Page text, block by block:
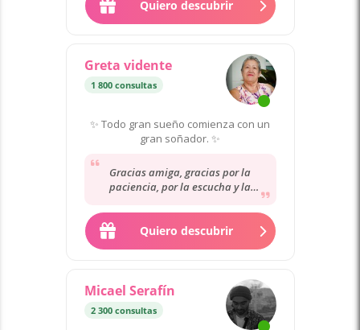
Quiero descubrir
Greta vidente
1 800 consultas
✨ Todo gran sueño comienza con un
gran soñador. ✨
Gracias amiga, gracias por la
paciencia, por la escucha y la
atención........................................................
..........................................................................
...........................
Quiero descubrir
Micael Serafín
2 300 consultas